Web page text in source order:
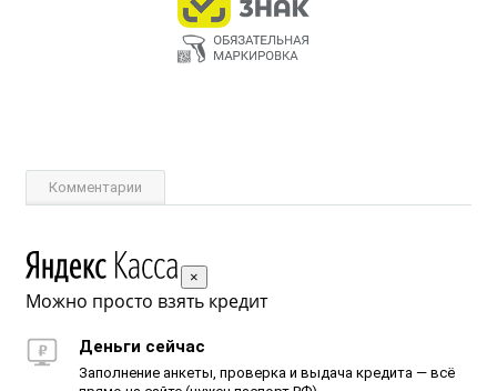
Комментарии
×
Можно просто взять кредит
Деньги сейчас
Заполнение анкеты, проверка и выдача кредита — всё